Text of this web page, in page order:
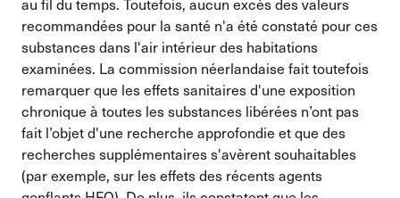
au fil du temps. Toutefois, aucun excès des valeurs
recommandées pour la santé n'a été constaté pour ces
substances dans l'air intérieur des habitations
examinées. La commission néerlandaise fait toutefois
remarquer que les effets sanitaires d'une exposition
chronique à toutes les substances libérées n’ont pas
fait l’objet d'une recherche approfondie et que des
recherches supplémentaires s'avèrent souhaitables
(par exemple, sur les effets des récents agents